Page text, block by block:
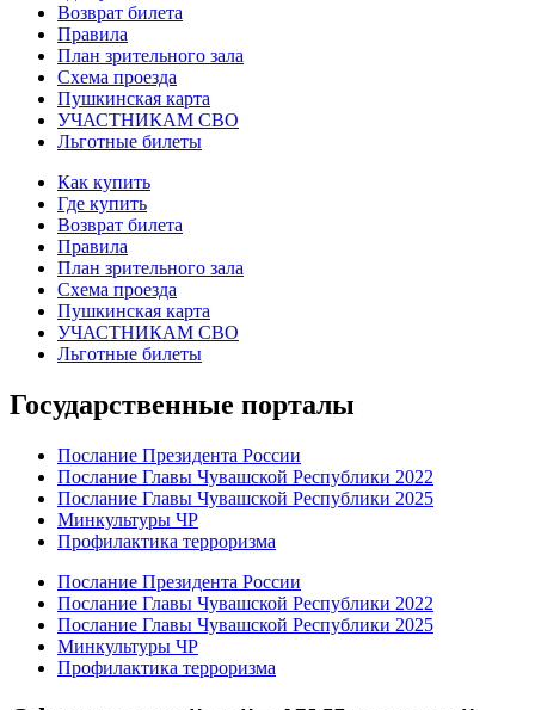
Возврат билета
Правила
План зрительного зала
Схема проезда
Пушкинская карта
УЧАСТНИКАМ СВО
Льготные билеты
Как купить
Где купить
Возврат билета
Правила
План зрительного зала
Схема проезда
Пушкинская карта
УЧАСТНИКАМ СВО
Льготные билеты
Государственные порталы
Послание Президента России
Послание Главы Чувашской Республики 2022
Послание Главы Чувашской Республики 2025
Минкультуры ЧР
Профилактика терроризма
Послание Президента России
Послание Главы Чувашской Республики 2022
Послание Главы Чувашской Республики 2025
Минкультуры ЧР
Профилактика терроризма